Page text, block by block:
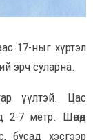
17-ныг хүртэл
эрч суларна.
үүлтэй. Цас
7 метр. Шөнөдөө
бусад хэсгээр